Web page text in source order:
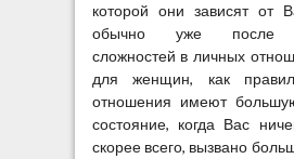
которой они зависят от
обычно уже после
сложностей в личных
для женщин, как
отношения имеют
состояние, когда Вас
скорее всего, вызвано